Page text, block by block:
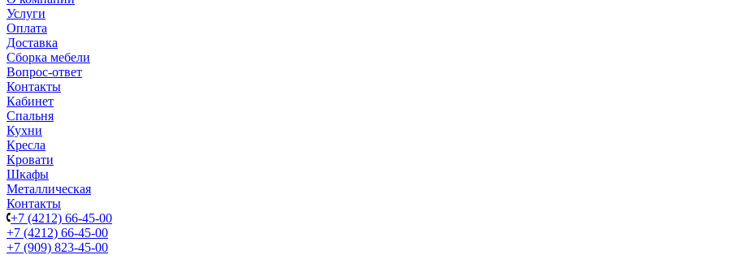
Услуги
Оплата
Доставка
Сборка мебели
Вопрос-ответ
Контакты
Кабинет
Спальня
Кухни
Кресла
Кровати
Шкафы
Металлическая
Контакты
+7 (4212) 66-45-00
+7 (4212) 66-45-00
+7 (909) 823-45-00